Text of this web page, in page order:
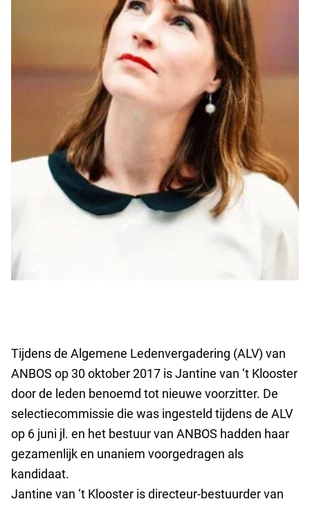
Tijdens de Algemene Ledenvergadering (ALV) van
ANBOS op 30 oktober 2017 is Jantine van ‘t Klooster
door de leden benoemd tot nieuwe voorzitter. De
selectiecommissie die was ingesteld tijdens de ALV
op 6 juni jl. en het bestuur van ANBOS hadden haar
gezamenlijk en unaniem voorgedragen als
kandidaat.
Jantine van ‘t Klooster is directeur-bestuurder van